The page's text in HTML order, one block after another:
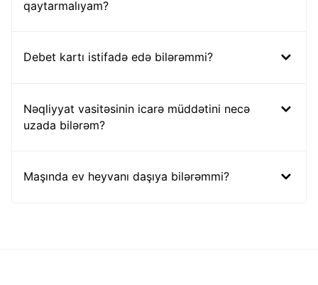
qaytarmalıyam?
Debet kartı istifadə edə bilərəmmi?
Nəqliyyat vasitəsinin icarə müddətini necə
uzada bilərəm?
Maşında ev heyvanı daşıya bilərəmmi?